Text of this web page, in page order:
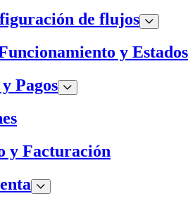
de flujos
y Estados
Pagos
y Facturación